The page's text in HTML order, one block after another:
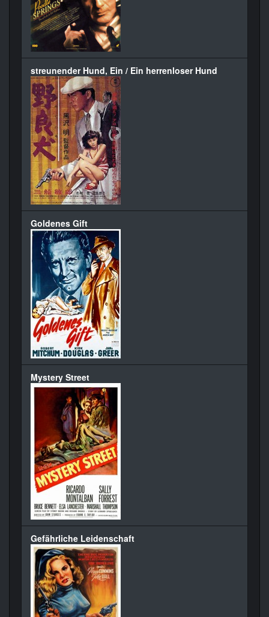
streunender Hund, Ein / Ein herrenloser Hund
Goldenes Gift
Mystery Street
Gefährliche Leidenschaft